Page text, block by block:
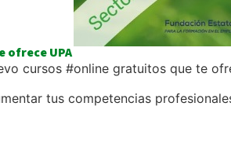
ofrece UPA
cursos #online gratuitos que te
tus competencias